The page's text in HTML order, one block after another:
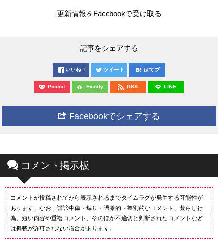
更新情報をFacebookで受け取る
記事をシェアする
いいね！ ツイート はてブ
Pocket Feedly RSS LINE
Facebookでシェアする
コメント掲示板
コメントが投稿されてから表示されるまでタイムラグが発生する可能性が
あります。なお、誹謗中傷・煽り・過激的・差別的なコメント、荒らし行
為、短い内容や重複コメント、そのほか不適切と判断されたコメントなど
は掲載が許可されない場合があります。